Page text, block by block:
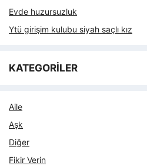
Evde huzursuzluk
Ytü girişim kulubu siyah saçlı kız
KATEGORİLER
Aile
Aşk
Diğer
Fikir Verin